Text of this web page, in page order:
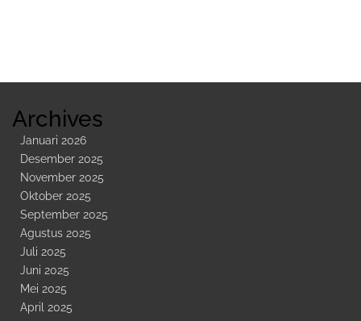
Archives
Januari 2026
Desember 2025
November 2025
Oktober 2025
September 2025
Agustus 2025
Juli 2025
Juni 2025
Mei 2025
April 2025